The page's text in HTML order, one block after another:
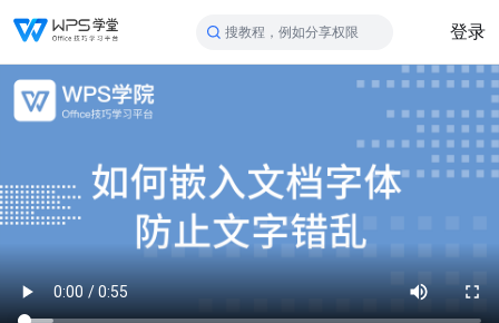
搜教程，例如分享权限 登录